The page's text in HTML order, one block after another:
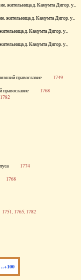
жительница д. Камумта Дигор. у.,
жительница д. Камумта Дигор. у.,
д. Камумта Дигор. у.,
д. Камумта Дигор. у.,
православие 1749
православие 1768
1782
1774
1768
1751, 1765, 1782
..+100